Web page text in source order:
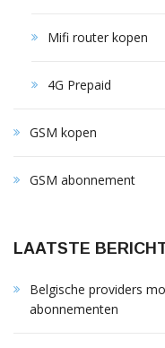
Mifi router kopen
4G Prepaid
GSM kopen
GSM abonnement
LAATSTE
Belgische providers
abonnementen